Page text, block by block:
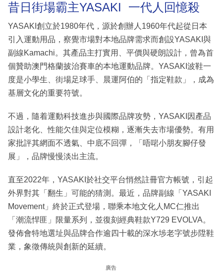
昔日街場霸主YASAKI 一代人回憶殺
YASAKI創立於1980年代，源於創辦人1960年代起從日本
引入運動用品，察覺市場對本地品牌需求而創設YASAKI與
副線Kamachi。其產品主打實用、平價與硬朗設計，曾為首
個贊助澳門格蘭披治賽車的本地運動品牌。YASAKI波鞋一
度是小學生、街場足球手、晨運阿伯的「指定鞋款」，成為
基層文化的重要符號。
不過，隨着運動科技進步與國際品牌攻勢，YASAKI因產品
設計老化、性能欠佳與定位模糊，逐漸失去市場優勢。有用
家批評其網面不透氣、中底不回彈，「唔啱小朋友腳仔發
展」，品牌慢慢淡出主流。
直至2022年，YASAKI於社交平台悄然註冊官方帳號，引起
外界對其「翻生」可能的猜測。最近，品牌副線「YASAKI
Movement」終於正式登場，聯乘本地文化人MC仁推出
「潮流悍匪」限量系列，並復刻經典鞋款Y729 EVOLVA。
發佈會特地選址與品牌合作逾四十載的深水埗老字號步陞鞋
業，象徵傳統與創新的延續。
廣告